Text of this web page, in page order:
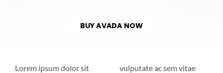
BUY AVADA NOW
Lorem ipsum dolor sit
vulputate ac sem vitae